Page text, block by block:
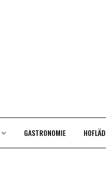
GASTRONOMIE